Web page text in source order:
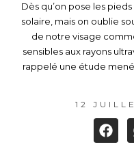
Dès qu’on pose les
solaire, mais on oublie
de notre visage
sensibles aux rayons
rappelé une étude
12